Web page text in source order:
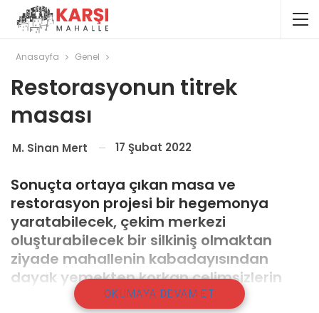
Anasayfa Genel
Restorasyonun titrek
masası
M. Sinan Mert 17 Şubat 2022
Sonuçta ortaya çıkan masa ve
restorasyon projesi bir hegemonya
yaratabilecek, çekim merkezi
oluşturabilecek bir silkiniş olmaktan
ziyade mahallenin kabadayısından
dayak yemekten korkan çelimsizlerin
birbirine sığındığı…OKUMAYA DEVAM ET